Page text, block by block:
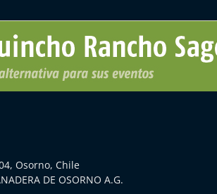
Osorno, Chile
DE OSORNO A.G.